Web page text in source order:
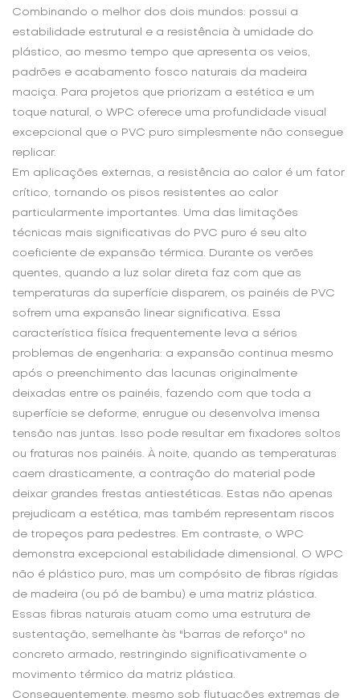
Combinando o melhor dos dois mundos: possui a
estabilidade estrutural e a resistência à umidade do
plástico, ao mesmo tempo que apresenta os veios,
padrões e acabamento fosco naturais da madeira
maciça. Para projetos que priorizam a estética e um
toque natural, o WPC oferece uma profundidade visual
excepcional que o PVC puro simplesmente não consegue
replicar.
Em aplicações externas, a resistência ao calor é um fator
crítico, tornando os pisos resistentes ao calor
particularmente importantes. Uma das limitações
técnicas mais significativas do PVC puro é seu alto
coeficiente de expansão térmica. Durante os verões
quentes, quando a luz solar direta faz com que as
temperaturas da superfície disparem, os painéis de PVC
sofrem uma expansão linear significativa. Essa
característica física frequentemente leva a sérios
problemas de engenharia: a expansão continua mesmo
após o preenchimento das lacunas originalmente
deixadas entre os painéis, fazendo com que toda a
superfície se deforme, enrugue ou desenvolva imensa
tensão nas juntas. Isso pode resultar em fixadores soltos
ou fraturas nos painéis. À noite, quando as temperaturas
caem drasticamente, a contração do material pode
deixar grandes frestas antiestéticas. Estas não apenas
prejudicam a estética, mas também representam riscos
de tropeços para pedestres. Em contraste, o WPC
demonstra excepcional estabilidade dimensional. O WPC
não é plástico puro, mas um compósito de fibras rígidas
de madeira (ou pó de bambu) e uma matriz plástica.
Essas fibras naturais atuam como uma estrutura de
sustentação, semelhante às "barras de reforço" no
concreto armado, restringindo significativamente o
movimento térmico da matriz plástica.
Consequentemente, mesmo sob flutuações extremas de